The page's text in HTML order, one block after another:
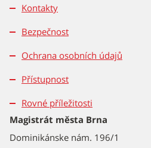
Kontakty
Bezpečnost
Ochrana osobních údajů
Přístupnost
Rovné příležitosti
Magistrát města Brna
Dominikánske nám. 196/1